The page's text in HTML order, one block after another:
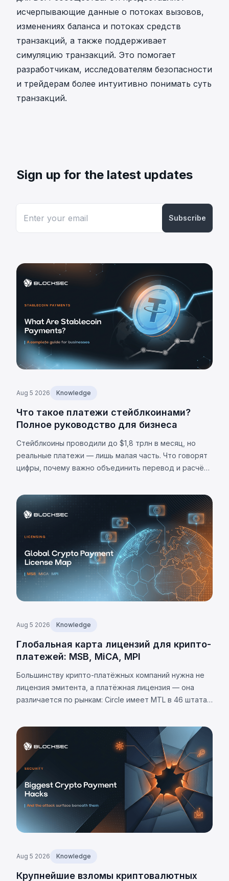
исчерпывающие данные о потоках вызовов,
изменениях баланса и потоках средств
транзакций, а также поддерживает
симуляцию транзакций. Это помогает
разработчикам, исследователям безопасности
и трейдерам более интуитивно понимать суть
транзакций.
Sign up for the latest updates
Subscribe
Aug 5 2026 Knowledge
Что такое платежи стейблкоинами?
Полное руководство для бизнеса
Стейблкоины проводили до $1,8 трлн в месяц, но
реальные платежи — лишь малая часть. Что говорят
цифры, почему важно объединить перевод и расчёт,
Aug 5 2026 Knowledge
Глобальная карта лицензий для крипто-
платежей: MSB, MiCA, MPI
Большинству крипто-платёжных компаний нужна не
лицензия эмитента, а платёжная лицензия — она
различается по рынкам: Circle имеет MTL в 46 штатах
Aug 5 2026 Knowledge
Крупнейшие взломы криптовалютных